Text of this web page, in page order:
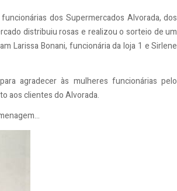
dos Supermercados Alvorada, dos
distribuiu rosas e realizou o sorteio de um
Larissa Bonani, funcionária da loja 1 e Sirlene
agradecer às mulheres funcionárias pelo
aos clientes do Alvorada.